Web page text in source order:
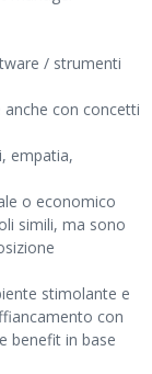
/ strumenti
con concetti
empatia,
o economico
simili, ma sono
stimolante e
con
benefit in base